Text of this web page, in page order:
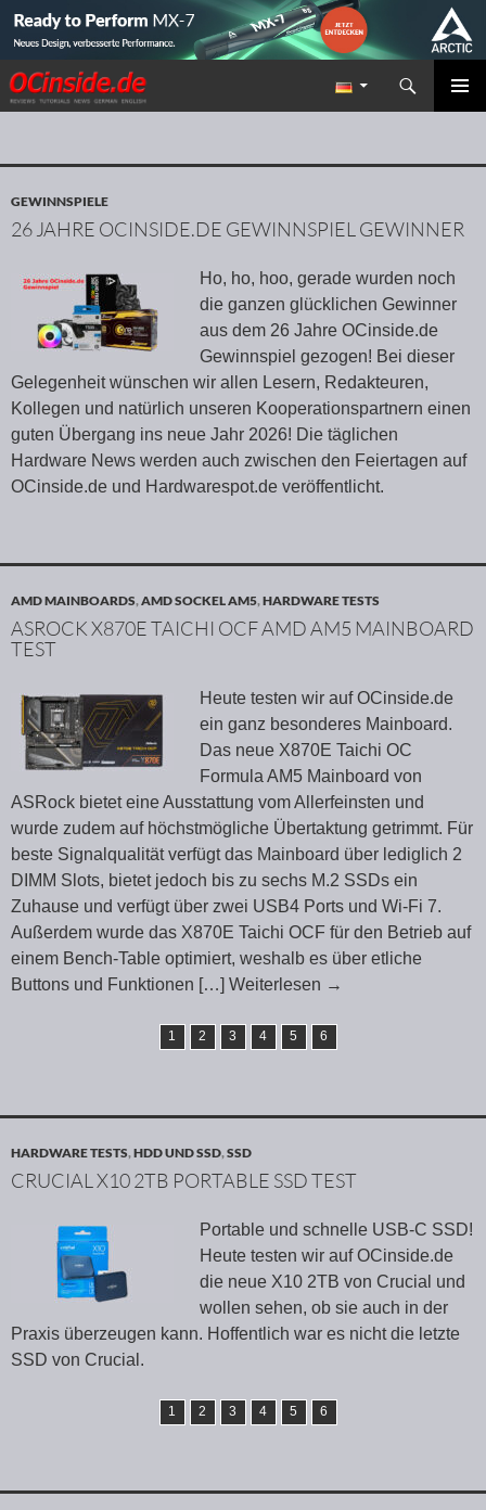
Redaktion ocinside.de PC Hardware Portal
Suchen
ZUM INHALT SPRINGEN
GEWINNSPIELE
26 JAHRE OCINSIDE.DE GEWINNSPIEL GEWINNER
Ho, ho, hoo, gerade wurden noch
die ganzen glücklichen Gewinner
aus dem 26 Jahre OCinside.de
Gewinnspiel gezogen! Bei dieser
Gelegenheit wünschen wir allen Lesern, Redakteuren,
Kollegen und natürlich unseren Kooperationspartnern einen
guten Übergang ins neue Jahr 2026! Die täglichen
Hardware News werden auch zwischen den Feiertagen auf
OCinside.de und Hardwarespot.de veröffentlicht.
AMD MAINBOARDS,AMD SOCKEL AM5,HARDWARE TESTS
ASROCK X870E TAICHI OCF AMD AM5 MAINBOARD
TEST
Heute testen wir auf OCinside.de
ein ganz besonderes Mainboard.
Das neue X870E Taichi OC
Formula AM5 Mainboard von
ASRock bietet eine Ausstattung vom Allerfeinsten und
wurde zudem auf höchstmögliche Übertaktung getrimmt. Für
beste Signalqualität verfügt das Mainboard über lediglich 2
DIMM Slots, bietet jedoch bis zu sechs M.2 SSDs ein
Zuhause und verfügt über zwei USB4 Ports und Wi-Fi 7.
Außerdem wurde das X870E Taichi OCF für den Betrieb auf
einem Bench-Table optimiert, weshalb es über etliche
Buttons und Funktionen […] Weiterlesen →
1 2 3 4 5 6
HARDWARE TESTS,HDD UND SSD,SSD
CRUCIAL X10 2TB PORTABLE SSD TEST
Portable und schnelle USB-C SSD!
Heute testen wir auf OCinside.de
die neue X10 2TB von Crucial und
wollen sehen, ob sie auch in der
Praxis überzeugen kann. Hoffentlich war es nicht die letzte
SSD von Crucial.
1 2 3 4 5 6